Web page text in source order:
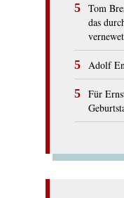
Tom
das
vernewet
Adolf
Für